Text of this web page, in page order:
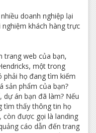
doanh nghiệp lại
khách hàng trực
trang web của bạn,
một trong
phải họ đang tìm kiếm
sản phẩm của bạn?
dự án bạn đã làm? Nếu
tìm thấy thông tin họ
còn được gọi là landing
cáo dẫn đến trang